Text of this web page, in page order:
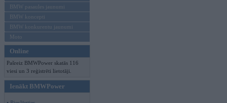
BMW pasaules jaunumi
BMW koncepti
BMW konkurentu jaunumi
Moto
Online
Pašreiz BMWPower skatās 116
viesi un 3 reģistrēti lietotāji.
Ienākt BMWPower